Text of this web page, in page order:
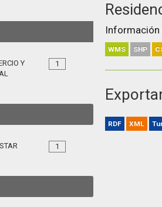
1
Y
1
Información
WMS SHP
RDF XML